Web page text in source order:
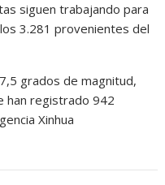
siguen trabajando para
3.281 provenientes del
grados de magnitud,
han registrado 942
Xinhua